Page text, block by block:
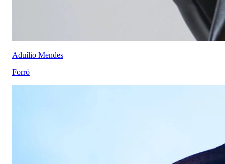
Aduílio Mendes
Forró